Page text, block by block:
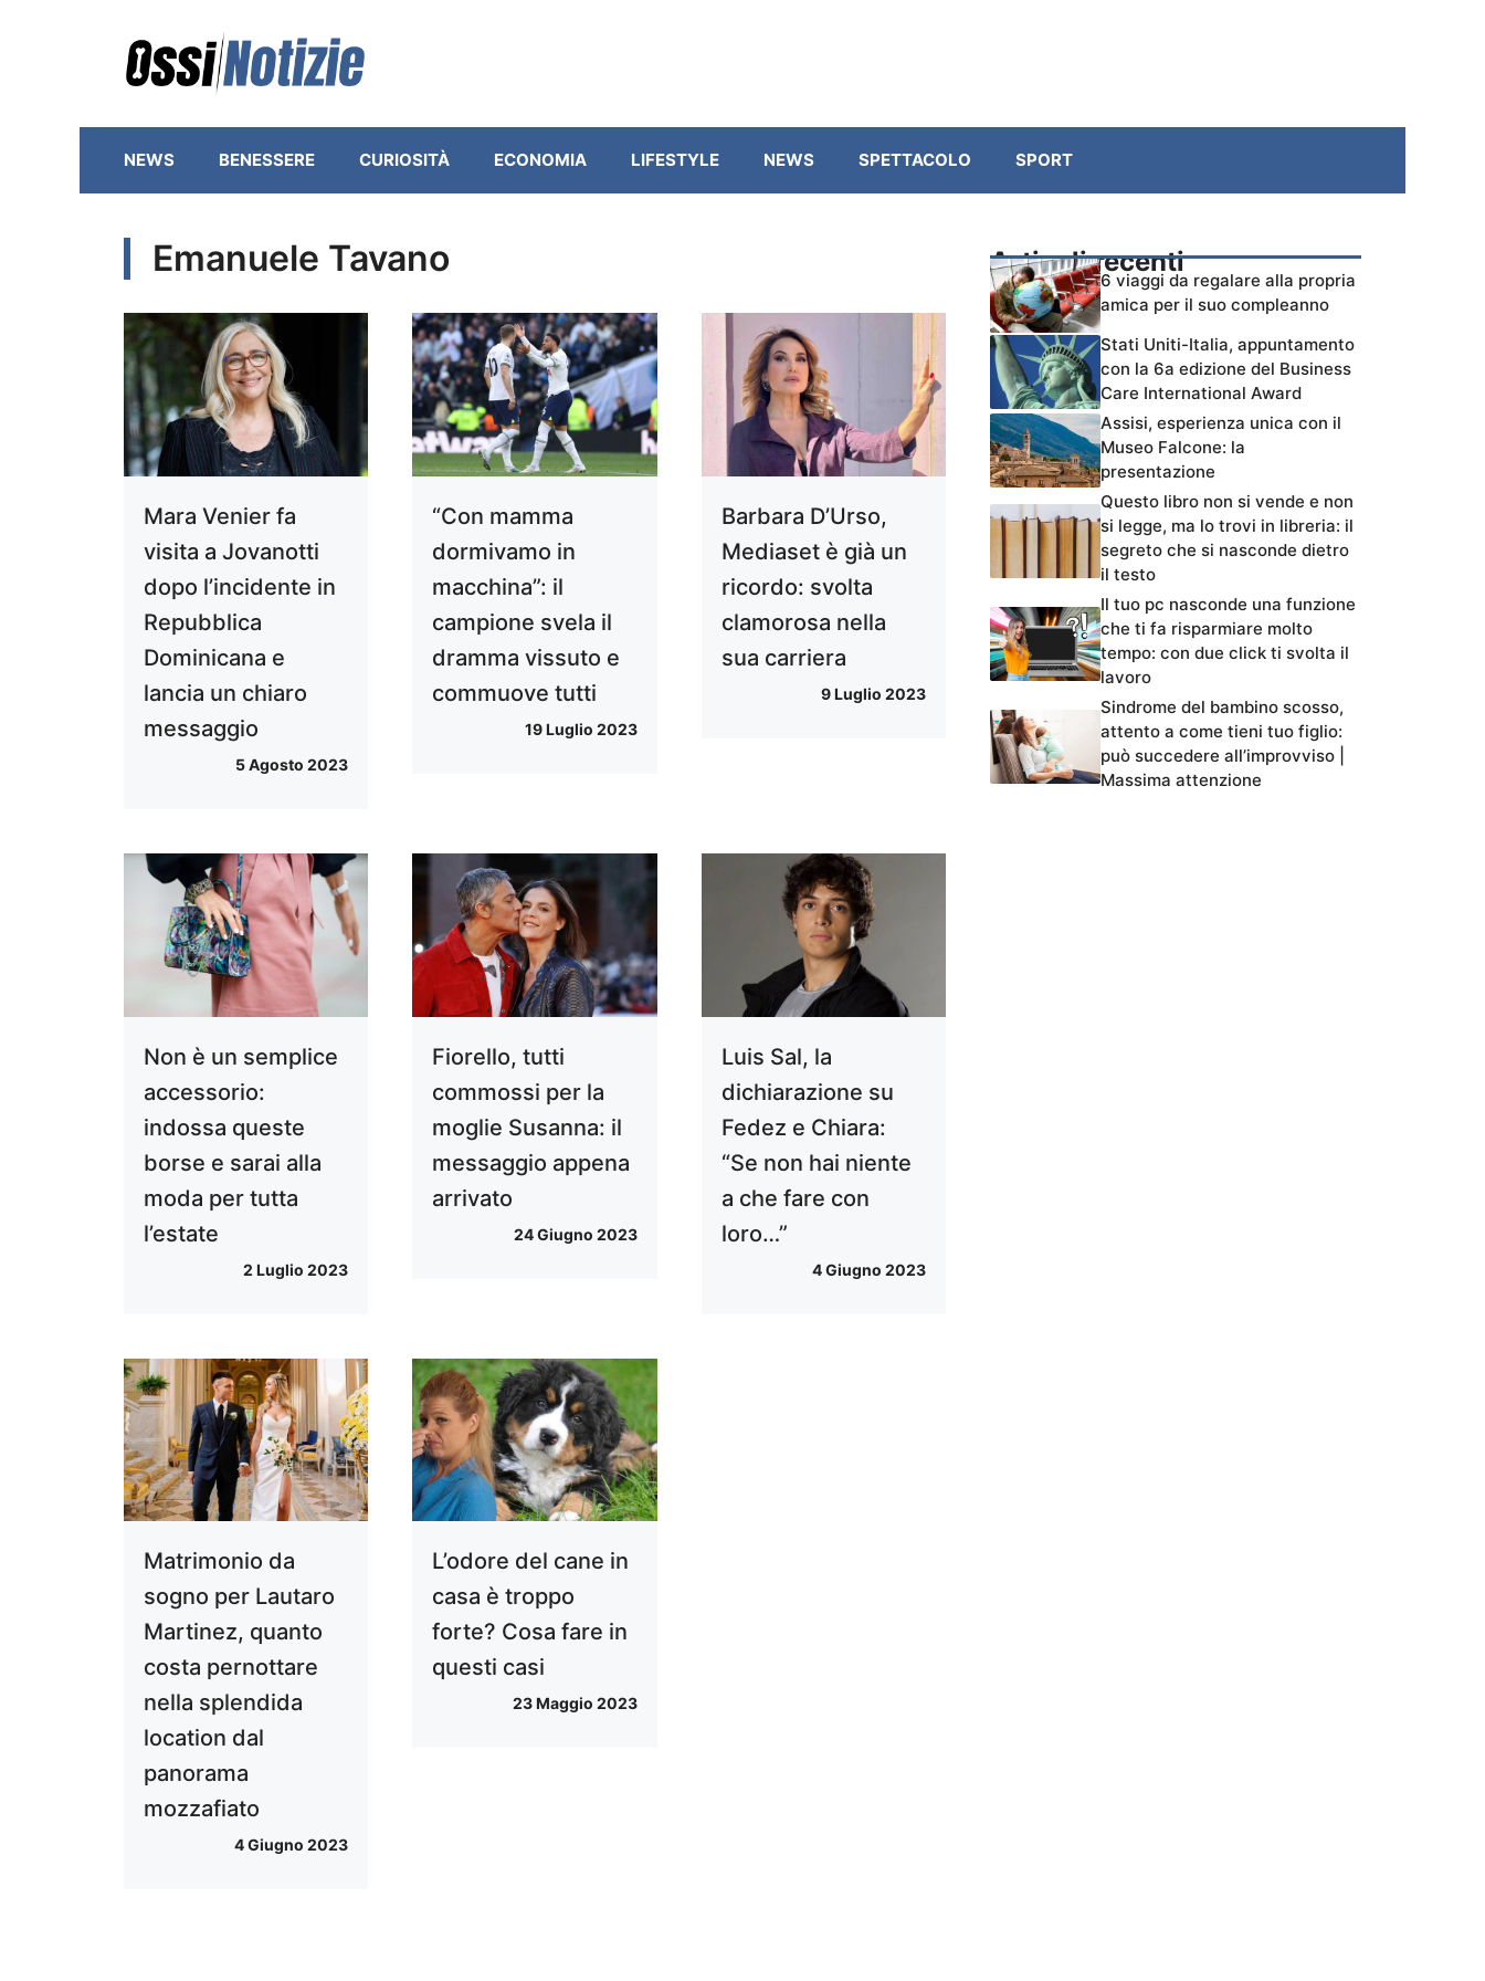
NEWS BENESSERE CURIOSITÀ ECONOMIA LIFESTYLE NEWS SPETTACOLO SPORT
Emanuele Tavano
Mara Venier fa
visita a Jovanotti
dopo l’incidente in
Repubblica
Dominicana e
lancia un chiaro
messaggio
5 Agosto 2023
“Con mamma
dormivamo in
macchina”: il
campione svela il
dramma vissuto e
commuove tutti
19 Luglio 2023
Barbara D’Urso,
Mediaset è già un
ricordo: svolta
clamorosa nella
sua carriera
9 Luglio 2023
Non è un semplice
accessorio:
indossa queste
borse e sarai alla
moda per tutta
l’estate
2 Luglio 2023
Fiorello, tutti
commossi per la
moglie Susanna: il
messaggio appena
arrivato
24 Giugno 2023
Luis Sal, la
dichiarazione su
Fedez e Chiara:
“Se non hai niente
a che fare con
loro…”
4 Giugno 2023
Matrimonio da
sogno per Lautaro
Martinez, quanto
costa pernottare
nella splendida
location dal
panorama
mozzafiato
4 Giugno 2023
L’odore del cane in
casa è troppo
forte? Cosa fare in
questi casi
23 Maggio 2023
Articoli recenti
6 viaggi da regalare alla propria
amica per il suo compleanno
Stati Uniti-Italia, appuntamento
con la 6a edizione del Business
Care International Award
Assisi, esperienza unica con il
Museo Falcone: la
presentazione
Questo libro non si vende e non
si legge, ma lo trovi in libreria: il
segreto che si nasconde dietro
il testo
Il tuo pc nasconde una funzione
che ti fa risparmiare molto
tempo: con due click ti svolta il
lavoro
Sindrome del bambino scosso,
attento a come tieni tuo figlio:
può succedere all’improvviso |
Massima attenzione